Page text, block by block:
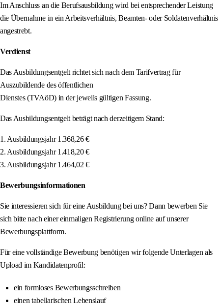
Im Anschluss an die Berufsausbildung wird bei entsprechender Leistung
die Übernahme in ein Arbeitsverhältnis, Beamten- oder Soldatenverhältnis
angestrebt.
Verdienst
Das Ausbildungsentgelt richtet sich nach dem Tarifvertrag für
Auszubildende des öffentlichen
Dienstes (TVAöD) in der jeweils gültigen Fassung.
Das Ausbildungsentgelt beträgt nach derzeitigem Stand:
1. Ausbildungsjahr 1.368,26 €
2. Ausbildungsjahr 1.418,20 €
3. Ausbildungsjahr 1.464,02 €
Bewerbungsinformationen
Sie interessieren sich für eine Ausbildung bei uns? Dann bewerben Sie
sich bitte nach einer einmaligen Registrierung online auf unserer
Bewerbungsplattform.
Für eine vollständige Bewerbung benötigen wir folgende Unterlagen als
Upload im Kandidatenprofil:
ein formloses Bewerbungsschreiben
einen tabellarischen Lebenslauf